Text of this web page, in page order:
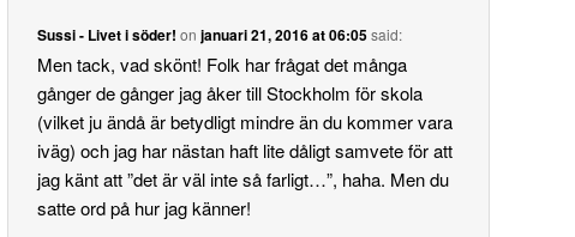
Sussi - Livet i söder! onjanuari 21, 2016 at 06:05said:
Men tack, vad skönt! Folk har frågat det många
gånger de gånger jag åker till Stockholm för skola
(vilket ju ändå är betydligt mindre än du kommer vara
iväg) och jag har nästan haft lite dåligt samvete för att
jag känt att ”det är väl inte så farligt…”, haha. Men du
satte ord på hur jag känner!